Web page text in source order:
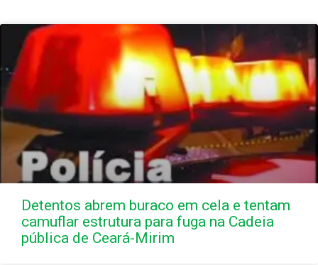
Detentos abrem buraco em cela e tentam
camuflar estrutura para fuga na Cadeia
pública de Ceará-Mirim